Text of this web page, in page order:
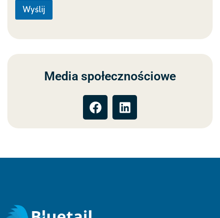
Wyślij
Media społecznościowe